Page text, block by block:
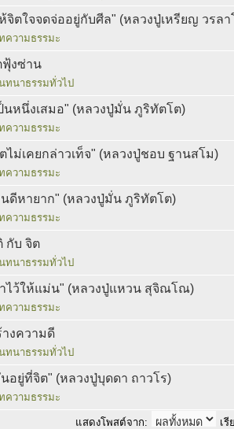
จิตใจจดจ่ออยู่กับศีล" (หลวงปู่เหรียญ วรลา
ความธรรมะ
ฟุ้งซ่าน
ทนาธรรมทั่วไป
นหนึ่งเสมอ" (หลวงปู่มั่น ภูริทัตโต)
ความธรรมะ
ไม่เคยกล่าวเท็จ" (หลวงปู่ชอบ ฐานสโม)
ความธรรมะ
ดีหายาก" (หลวงปู่มั่น ภูริทัตโต)
ความธรรมะ
กับ จิต
ทนาธรรมทั่วไป
ไว้ให้แม่น" (หลวงปู่แหวน สุจิณโณ)
ความธรรมะ
างความดี
ทนาธรรมทั่วไป
อยู่ที่จิต" (หลวงปู่บุดดา ถาวโร)
ความธรรมะ
แสดงโพสต์จาก: เรี